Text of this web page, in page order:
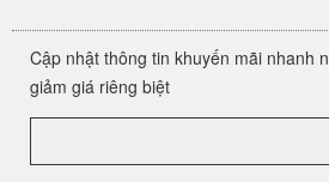
Cập nhật thông tin khuyến mãi nhanh
giảm giá riêng biệt